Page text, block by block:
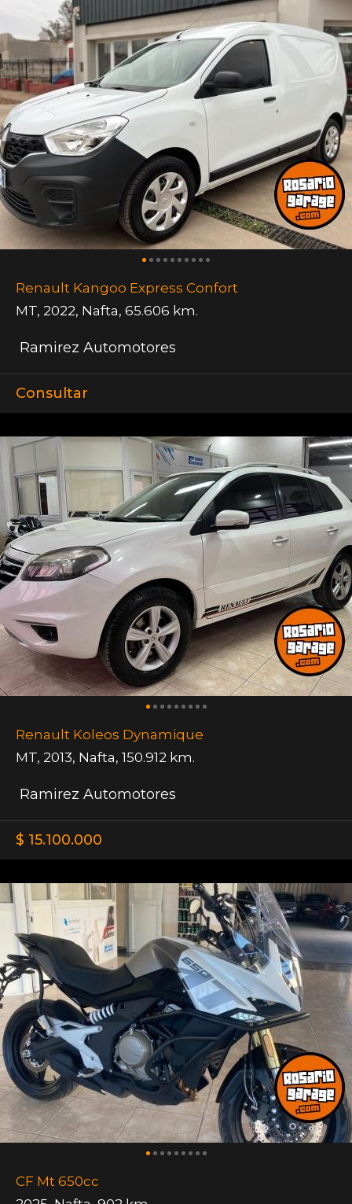
Renault Kangoo Express Confort
MT, 2022, Nafta, 65.606 km.
Ramirez Automotores
Consultar
Renault Koleos Dynamique
MT, 2013, Nafta, 150.912 km.
Ramirez Automotores
$ 15.100.000
CF Mt 650cc